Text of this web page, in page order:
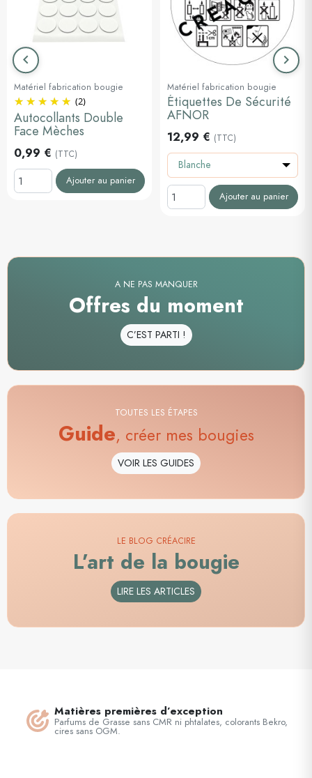
Précédent
keyboard_arrow_left
Matériel fabrication bougie
(2)
Autocollants Double
Face Mèches
0,99 € (TTC)
Ajouter au panier
Matériel fabrication bougie
Étiquettes De Sécurité
AFNOR
12,99 € (TTC)
Blanche
Ajouter au panier
keyboard_arrow_right
A NE PAS MANQUER
Offres du moment
C’EST PARTI !
TOUTES LES ÉTAPES
Guide, créer mes bougies
VOIR LES GUIDES
LE BLOG CRÉACIRE
L’art de la bougie
LIRE LES ARTICLES
Matières premières d’exception
Parfums de Grasse sans CMR ni phtalates, colorants Bekro,
cires sans OGM.